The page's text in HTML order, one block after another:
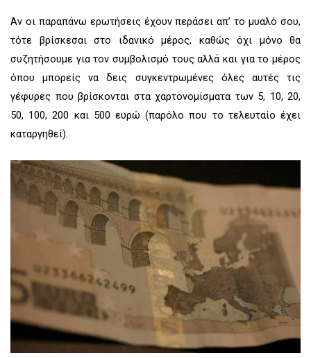
Αν οι παραπάνω ερωτήσεις έχουν περάσει απ’ το μυαλό σου,
τότε βρίσκεσαι στο ιδανικό μέρος, καθώς όχι μόνο θα
συζητήσουμε για τον συμβολισμό τους αλλά και για το μέρος
όπου μπορείς να δεις συγκεντρωμένες όλες αυτές τις
γέφυρες που βρίσκονται στα χαρτονομίσματα των 5, 10, 20,
50, 100, 200 και 500 ευρώ (παρόλο που το τελευταίο έχει
καταργηθεί).